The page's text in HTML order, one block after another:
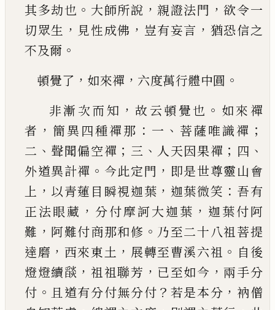
其多劫也 。 大師所說 ，親證法門 ，欲令一
切眾生 ， 見性成佛 ， 豈有妄言 ， 猶恐信之
不及爾 。
頓覺了 ， 如來禪 ， 六度萬行體中圓 。
非漸次而知 ，故云頓覺也 。 如來禪
者 ， 簡異四種禪那 ： 一 、 菩薩唯識禪 ；
二 、 聲聞偏空禪 ； 三 、 人天因果禪 ； 四 、
外道異計禪 。 今此定門 ， 即是世尊靈山會
上 ， 以青蓮目瞬視迦葉 ， 迦葉微笑 ： 吾有
正法眼藏 ， 分付摩訶大迦葉 ， 迦葉付阿
難 ， 阿難付商那和修 。 乃至二十八祖菩提
達磨 ， 西來東土 ， 展轉至曹溪六祖 。 自後
燈燈續𦦨 ， 祖祖聯芳 ， 已至如今 ，兩手分
付 。 且道有分付無分付 ？ 若是本分 ， 衲僧